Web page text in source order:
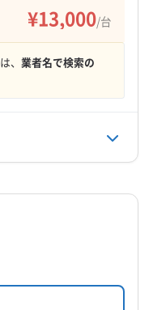
曽於市¥13,000/台
、 業者名で検索の